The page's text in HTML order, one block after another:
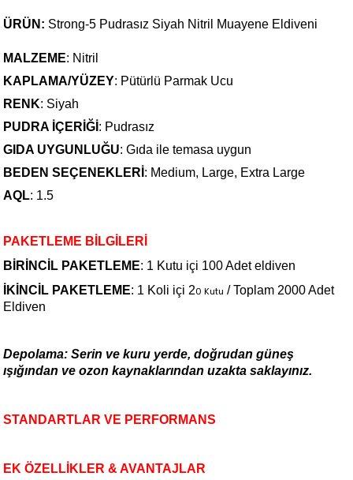
ÜRÜN: Strong-5 Pudrasız Siyah Nitril Muayene Eldiveni
MALZEME: Nitril
KAPLAMA/YÜZEY: Pütürlü Parmak Ucu
RENK: Siyah
PUDRA İÇERİĞİ : Pudrasız
GIDA UYGUNLUĞU: Gıda ile temasa uygun
BEDEN SEÇENEKLERİ : Medium, Large, Extra Large
AQL: 1.5
PAKETLEME BİLGİLERİ
BİRİNCİL PAKETLEME: 1 Kutu içi 100 Adeteldiven
İKİNCİL PAKETLEME: 1 Koli içi 20 Kutu / Toplam 2000 Adet
Eldiven
Depolama: Serin ve kuru yerde, doğrudan güneş
ışığından ve ozon kaynaklarından uzakta saklayınız.
STANDARTLAR VE PERFORMANS
EK ÖZELLİKLER & AVANTAJLAR